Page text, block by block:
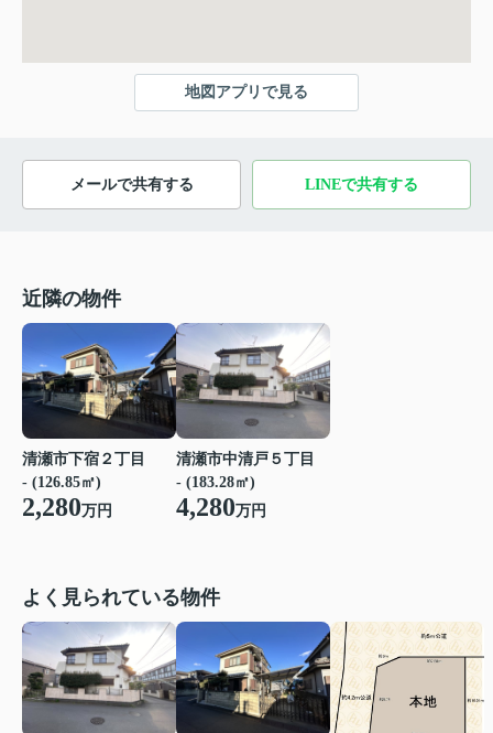
地図アプリで見る
メールで共有する LINEで共有する
近隣の物件
清瀬市下宿２丁目
- (126.85㎡)
2,280万円
清瀬市中清戸５丁目
- (183.28㎡)
4,280万円
よく見られている物件